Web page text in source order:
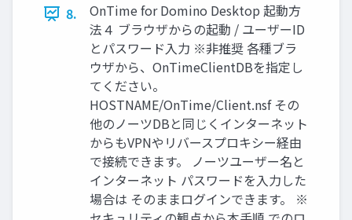
8.
OnTime for Domino Desktop 起動方
法４ ブラウザからの起動 / ユーザーID
とパスワード入力 ※非推奨 各種ブラ
ウザから、OnTimeClientDBを指定し
てください。
HOSTNAME/OnTime/Client.nsf その
他のノーツDBと同じくインターネット
からもVPNやリバースプロキシー経由
で接続できます。 ノーツユーザー名と
インターネット パスワードを入力した
場合は そのままログインできます。 ※